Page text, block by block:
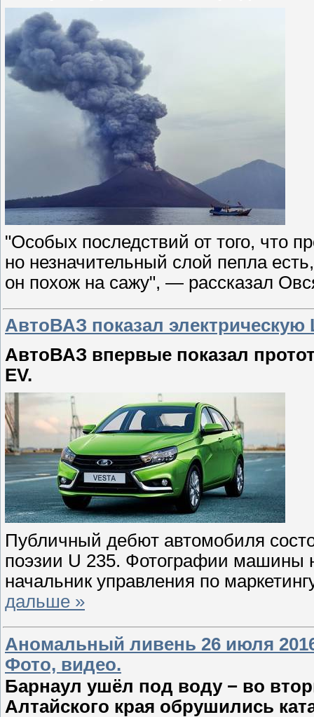
"Особых последствий от того, что
но незначительный слой пепла
он похож на сажу", — рассказал
АвтоВАЗ показал
АвтоВАЗ впервые показал
EV.
Публичный дебют автомобиля
поэзии U 235. Фотографии машины
начальник управления по
дальше »
Аномальный ливень 26 июля
Фото, видео.
Барнаул ушёл под воду − во
Алтайского края обрушились